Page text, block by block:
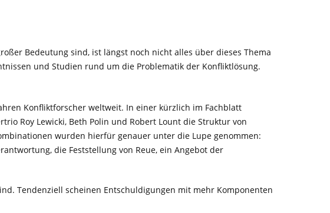
Bedeutung sind, ist längst noch nicht alles über dieses Thema
und Studien rund um die Problematik der Konfliktlösung.
Konfliktforscher weltweit. In einer kürzlich im Fachblatt
Roy Lewicki, Beth Polin und Robert Lount die Struktur von
wurden hierfür genauer unter die Lupe genommen:
die Feststellung von Reue, ein Angebot der
Tendenziell scheinen Entschuldigungen mit mehr Komponenten